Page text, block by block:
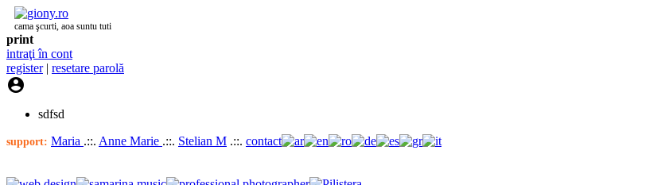
cama şcurti, aoa suntu tuti
print
intraţi în cont
register| resetare parolă

sdfsd
support: Maria .::. Anne Marie .::. Stelian M .::. contact